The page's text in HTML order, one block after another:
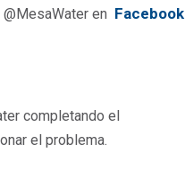
en Facebook
completando el
el problema.